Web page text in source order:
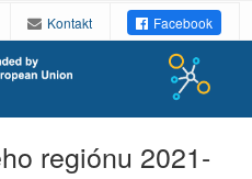
Kontakt Facebook
regiónu 2021-